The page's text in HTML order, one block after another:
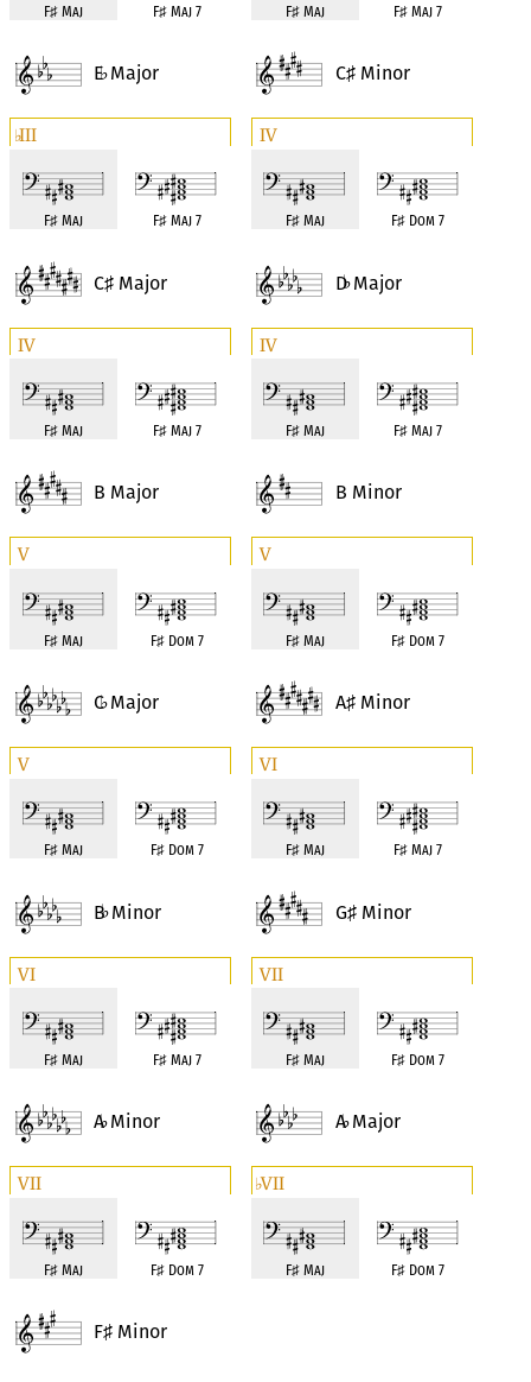
F♯ Maj F♯Maj 7 F♯Maj F♯ Maj 7
E♭Major
♭III
F♯ Maj F♯Maj 7
C♯Minor
IV
F♯Maj F♯ Dom 7
C♯ Major
IV
F♯ Maj F♯Maj 7
D♭Major
IV
F♯Maj F♯ Maj 7
B Major
V
F♯ Maj F♯Dom 7
B Minor
V
F♯Maj F♯ Dom 7
C♭Major
V
F♯ Maj F♯Dom 7
A♯Minor
VI
F♯Maj F♯ Maj 7
B♭Minor
VI
F♯ Maj F♯Maj 7
G♯Minor
VII
F♯Maj F♯ Dom 7
A♭Minor
VII
F♯ Maj F♯Dom 7
A♭Major
♭VII
F♯Maj F♯ Dom 7
F♯ Minor